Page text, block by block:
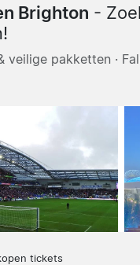
Brighton -
veilige pakketten ·
tickets